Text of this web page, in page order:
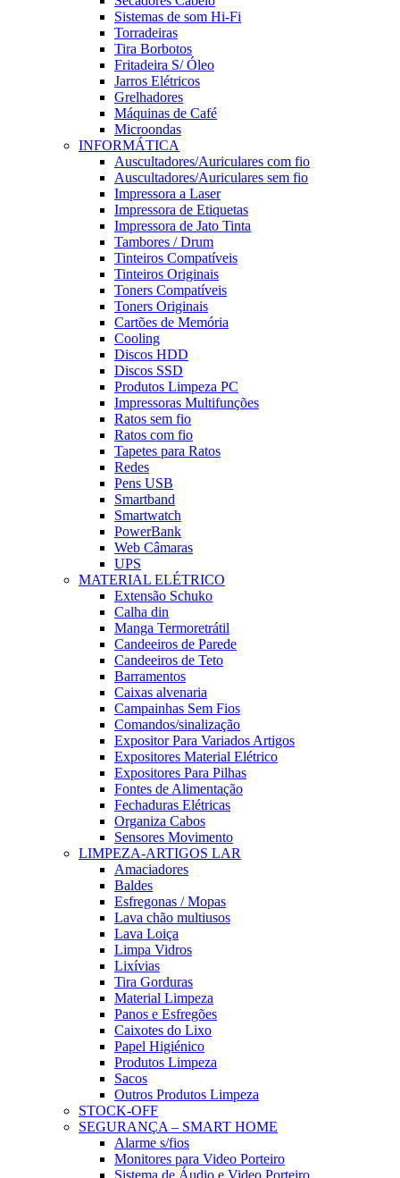
Sistemas de som Hi-Fi
Torradeiras
Tira Borbotos
Fritadeira S/ Óleo
Jarros Elétricos
Grelhadores
Máquinas de Café
Microondas
INFORMÁTICA
Auscultadores/Auriculares com fio
Auscultadores/Auriculares sem fio
Impressora a Laser
Impressora de Etiquetas
Impressora de Jato Tinta
Tambores / Drum
Tinteiros Compatíveis
Tinteiros Originais
Toners Compatíveis
Toners Originais
Cartões de Memória
Cooling
Discos HDD
Discos SSD
Produtos Limpeza PC
Impressoras Multifunções
Ratos sem fio
Ratos com fio
Tapetes para Ratos
Redes
Pens USB
Smartband
Smartwatch
PowerBank
Web Câmaras
UPS
MATERIAL ELÉTRICO
Extensão Schuko
Calha din
Manga Termoretrátil
Candeeiros de Parede
Candeeiros de Teto
Barramentos
Caixas alvenaria
Campainhas Sem Fios
Comandos/sinalização
Expositor Para Variados Artigos
Expositores Material Elétrico
Expositores Para Pilhas
Fontes de Alimentação
Fechaduras Elétricas
Organiza Cabos
Sensores Movimento
LIMPEZA-ARTIGOS LAR
Amaciadores
Baldes
Esfregonas / Mopas
Lava chão multiusos
Lava Loiça
Limpa Vidros
Lixívias
Tira Gorduras
Material Limpeza
Panos e Esfregões
Caixotes do Lixo
Papel Higiénico
Produtos Limpeza
Sacos
Outros Produtos Limpeza
STOCK-OFF
SEGURANÇA – SMART HOME
Alarme s/fios
Monitores para Video Porteiro
Sistema de Áudio e Video Porteiro